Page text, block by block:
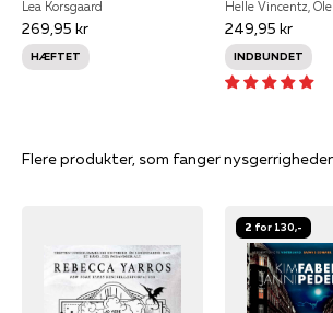
Lea Korsgaard
269,95 kr
HÆFTET
Helle Vincentz,
249,95 kr
INDBUNDET
Flere produkter, som fanger
2 for 130,-